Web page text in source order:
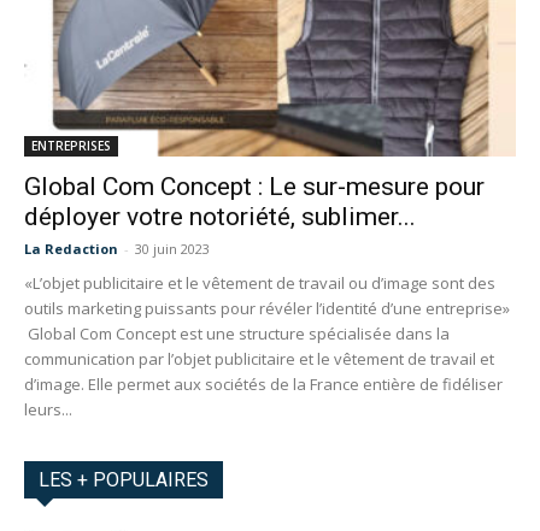
ENTREPRISES
Global Com Concept : Le sur-mesure pour
déployer votre notoriété, sublimer...
La Redaction - 30 juin 2023
«L’objet publicitaire et le vêtement de travail ou d’image sont des
outils marketing puissants pour révéler l’identité d’une entreprise»
Global Com Concept est une structure spécialisée dans la
communication par l’objet publicitaire et le vêtement de travail et
d’image. Elle permet aux sociétés de la France entière de fidéliser
leurs...
LES + POPULAIRES